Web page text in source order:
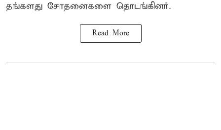
தங்களது சோதனைகளை தொடங்கினர்.
Read More